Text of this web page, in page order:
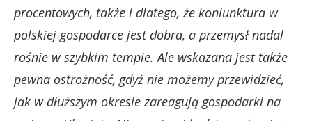
procentowych, także i dlatego, że koniunktura w
polskiej gospodarce jest dobra, a przemysł nadal
rośnie w szybkim tempie. Ale wskazana jest także
pewna ostrożność, gdyż nie możemy przewidzieć,
jak w dłuższym okresie zareagują gospodarki na